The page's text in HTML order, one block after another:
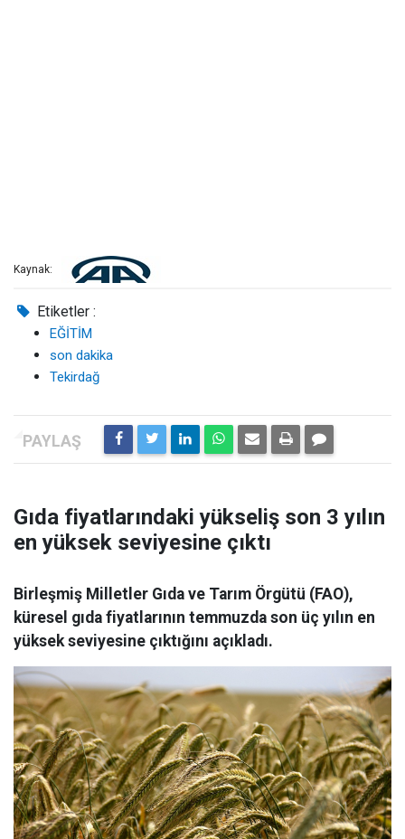
Kaynak:
Etiketler :
EĞİTİM
son dakika
Tekirdağ
Gıda fiyatlarındaki yükseliş son 3 yılın
en yüksek seviyesine çıktı
Birleşmiş Milletler Gıda ve Tarım Örgütü (FAO),
küresel gıda fiyatlarının temmuzda son üç yılın en
yüksek seviyesine çıktığını açıkladı.